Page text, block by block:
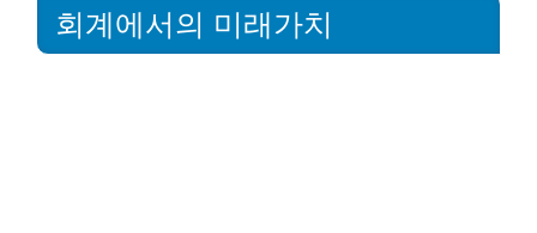
회계에서의 미래가치